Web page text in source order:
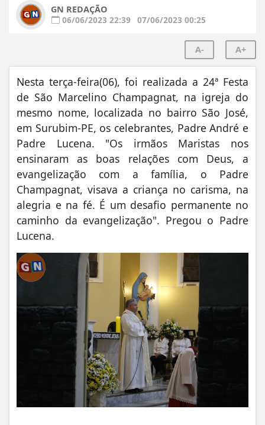
GN REDAÇÃO
06/06/2023 22:39 07/06/2023 00:25
A- A+
Nesta terça-feira(06), foi realizada a 24ª Festa
de São Marcelino Champagnat, na igreja do
mesmo nome, localizada no bairro São José,
em Surubim-PE, os celebrantes, Padre André e
Padre Lucena. "Os irmãos Maristas nos
ensinaram as boas relações com Deus, a
evangelização com a família, o Padre
Champagnat, visava a criança no carisma, na
alegria e na fé. É um desafio permanente no
caminho da evangelização". Pregou o Padre
Lucena.